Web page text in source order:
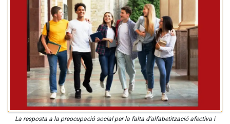
La resposta a la preocupació social per la falta d'alfabetització afectiva i